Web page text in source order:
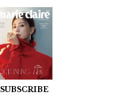
SUBSCRIBE